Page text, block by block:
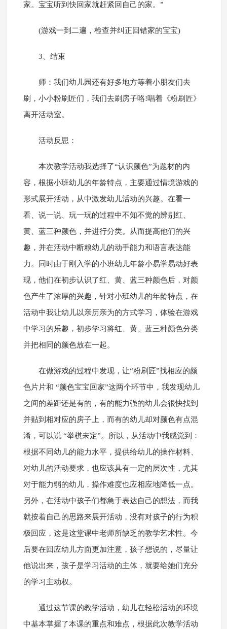
家。宝宝听到快回家就赶紧回自己的家。”
(游戏一到二遍，检查并纠正回错家的宝宝)
3、结束
师：我们幼儿园还有好多地方等着小朋友们去
刷，小小粉刷匠们，我们去刷房子咯!唱着《粉刷匠》
离开活动室。
活动反思：
本次教学活动我选择了“认识颜色”为题材的内
容，根据小班幼儿的年龄特点，主要通过情境游戏的
形式展开活动，从中激发幼儿活动的兴趣。在看一
看、说一说、玩一玩的过程中不知不觉的辨别红、
黄、蓝三种颜色，并进行分类。从而提高他们的兴
趣，并在活动中断粮幼儿的动手能力和语言表达能
力。同时由于刚入学的小班幼儿年龄小易学易动好表
现，他们在初步认识了红、黄、蓝三种颜色后，对颜
色产生了浓厚的兴趣，针对小班幼儿的年龄特点，在
活动中我让幼儿以亲历亲为的方式学习，体验在游戏
中学习的乐趣，初步学习将红、黄、蓝三种颜色分类
并把相同的颜色放在一起。
在做游戏的过程中发现，让“粉刷匠”找相应的颜
色片片和 “颜色宝宝回家”这两个环节中，我发现幼儿
之间的差距还是有的，有的能力强的幼儿会很快找到
并贴到相对应的房子上，而有的幼儿却对颜色有点混
淆，可以说 “举棋未定”。所以，从活动中我感觉到：
根据不同幼儿的能力水平，提供给幼儿的操作材料、
对幼儿的活动要求，也应该具有一定的层次性，尤其
对于能力弱的幼儿，操作难度也应相应地降低一点。
另外，在活动中孩子们都急于表达自己的想法，而我
就按着自己的思路来展开活动，没有对孩子的行为积
极回应，这是这堂课中老师所缺乏的教学艺术性。今
后要在回应幼儿方面更加注意，孩子想说的，尽量让
他说出来，孩子是学习活动的主体，就要给她们充分
的学习主动权。
通过这节课的教学活动，幼儿在轻松活动的环境
中基本掌握了本课的重点和难点，根据此次教学活动